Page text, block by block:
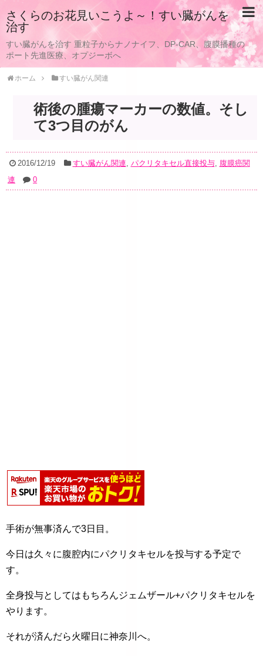
さくらのお花見いこうよ～！すい臓がんを
治す
すい臓がんを治す 重粒子からナノナイフ、DP-CAR、腹膜播種の
ポート先進医療、オプジーボへ
ホーム すい臓がん関連
術後の腫瘍マーカーの数値。そし
て3つ目のがん
2016/12/19 すい臓がん関連, パクリタキセル直接投与, 腹膜癌関
連
0
手術が無事済んで3日目。
今日は久々に腹腔内にパクリタキセルを投与する予定で
す。
全身投与としてはもちろんジェムザール+パクリタキセルを
やります。
それが済んだら火曜日に神奈川へ。